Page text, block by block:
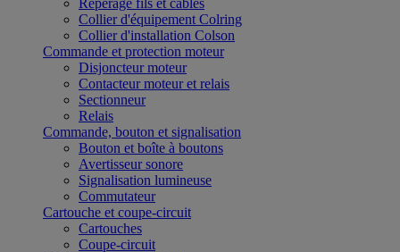
Repérage fils et câbles
Collier d'équipement Colring
Collier d'installation Colson
Commande et protection moteur
Disjoncteur moteur
Contacteur moteur et relais
Sectionneur
Relais
Commande, bouton et signalisation
Bouton et boîte à boutons
Avertisseur sonore
Signalisation lumineuse
Commutateur
Cartouche et coupe-circuit
Cartouches
Coupe-circuit